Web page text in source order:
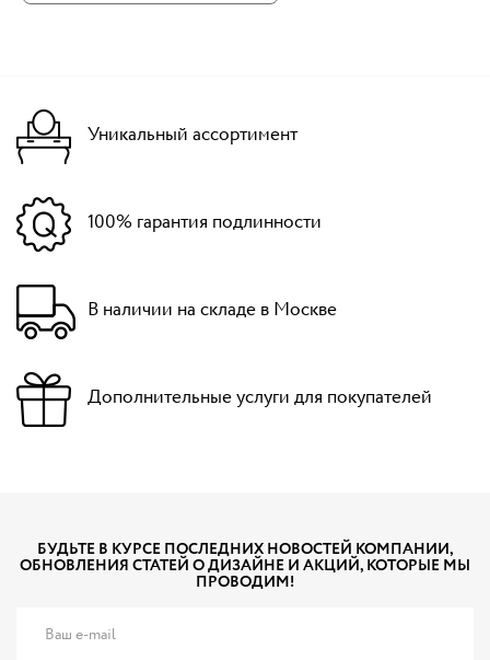
Уникальный ассортимент
100% гарантия подлинности
В наличии на складе в Москве
Дополнительные услуги для покупателей
БУДЬТЕ В КУРСЕ ПОСЛЕДНИХ НОВОСТЕЙ КОМПАНИИ,
ОБНОВЛЕНИЯ СТАТЕЙ О ДИЗАЙНЕ И АКЦИЙ, КОТОРЫЕ МЫ
ПРОВОДИМ!